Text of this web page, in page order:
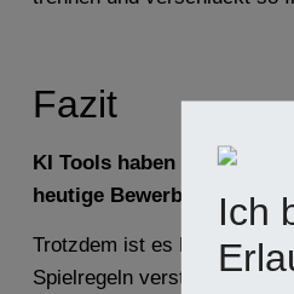
Fazit
KI Tools haben einen
heutige
Trotzdem ist es kein
Spielregeln verstanden hat,
Ich